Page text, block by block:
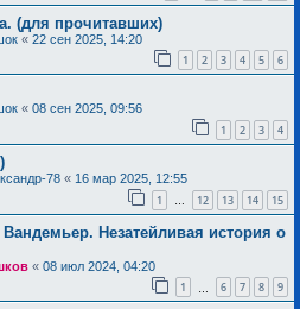
(для прочитавших)
« 22 сен 2025, 14:20
1 2 3 4 5 6
« 08 сен 2025, 09:56
1 2 3 4
78 « 16 мар 2025, 12:55
1 … 12 13 14 15
Незатейливая история о
« 08 июл 2024, 04:20
1 6 7 8 9